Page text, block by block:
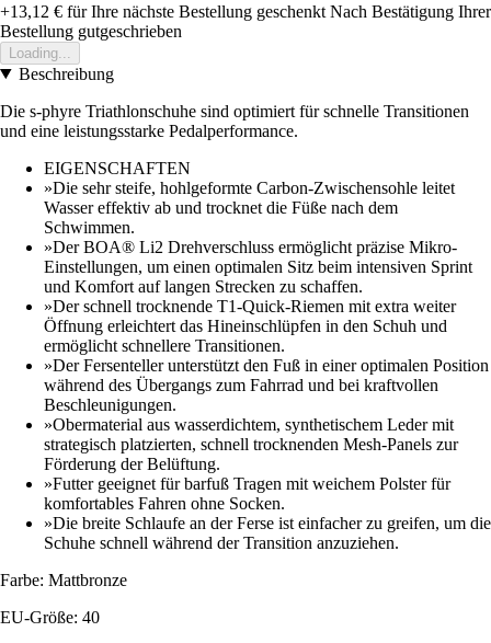
+13,12 € für Ihre nächste Bestellung geschenkt Nach Bestätigung Ihrer
Bestellung gutgeschrieben
Loading...
Beschreibung
Die s-phyre Triathlonschuhe sind optimiert für schnelle Transitionen
und eine leistungsstarke Pedalperformance.
EIGENSCHAFTEN
»Die sehr steife, hohlgeformte Carbon-Zwischensohle leitet
Wasser effektiv ab und trocknet die Füße nach dem
Schwimmen.
»Der BOA® Li2 Drehverschluss ermöglicht präzise Mikro-
Einstellungen, um einen optimalen Sitz beim intensiven Sprint
und Komfort auf langen Strecken zu schaffen.
»Der schnell trocknende T1-Quick-Riemen mit extra weiter
Öffnung erleichtert das Hineinschlüpfen in den Schuh und
ermöglicht schnellere Transitionen.
»Der Fersenteller unterstützt den Fuß in einer optimalen Position
während des Übergangs zum Fahrrad und bei kraftvollen
Beschleunigungen.
»Obermaterial aus wasserdichtem, synthetischem Leder mit
strategisch platzierten, schnell trocknenden Mesh-Panels zur
Förderung der Belüftung.
»Futter geeignet für barfuß Tragen mit weichem Polster für
komfortables Fahren ohne Socken.
»Die breite Schlaufe an der Ferse ist einfacher zu greifen, um die
Schuhe schnell während der Transition anzuziehen.
Farbe: Mattbronze
EU-Größe: 40